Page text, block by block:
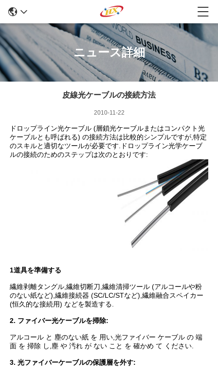
ニュース詳細
皮線光ケーブルの接続方法
2010-11-22
ドロップライン光ケーブル (層鎖光ケーブルまたはコンパクト光
ケーブルとも呼ばれる) の接続方法は比較的シンプルですが,特定
のスキルと適切なツールが必要です.ドロップライン光学ケーブ
ルの接続のためのステップは次のとおりです:
1道具を準備する
繊維剥離タングル,繊維切断刀,繊維清掃ツール (アルコールや粉
のない紙など),繊維接続器 (SC/LC/STなど),繊維融合スペイカー
(恒久的な接続用) などを製造する.
2. ファイバー光ケーブルを掃除:
アルコール と 塵のない紙 を 用い,光ファイバー ケーブル の 端
面 を 掃除 し,塵 や 汚れ が ない こと を 確かめ て ください.
3. 光ファイバーケーブルの保護層を外す: